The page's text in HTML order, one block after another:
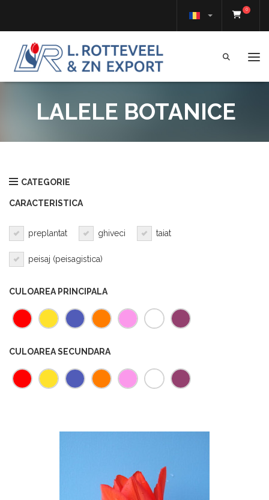
0
LALELE BOTANICE
CATEGORIE
CARACTERISTICA
preplantat ghiveci taiat
peisaj (peisagistica)
CULOAREA PRINCIPALA
CULOAREA SECUNDARA